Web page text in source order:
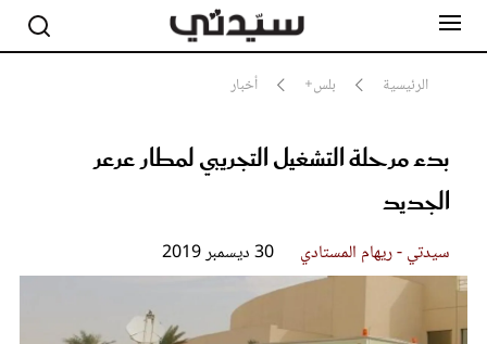
الرئيسية بلس+ أخبار
بدء مرحلة التشغيل التجريبي لمطار عرعر
الجديد
سيدتي - ريهام المستادي 30 ديسمبر 2019
مشاهير
أناقة
جمال
سيدتي وطفلك
لايف ستايل
بلس+